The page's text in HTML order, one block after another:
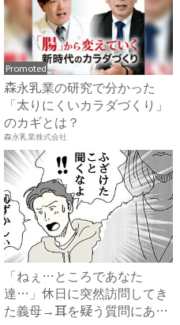
Promoted
森永乳業の研究で分かった
「太りにくいカラダづくり」
のカギとは？
森永乳業株式会社
「ねぇ…ところであなた
達…」休日に突然訪問してき
た義母→耳を疑う質問にあ